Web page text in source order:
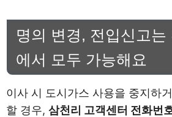
명의 변경, 전입신고는
에서 모두 가능해요
이사 시 도시가스 사용을 중지하
할 경우, 삼천리 고객센터 전화번